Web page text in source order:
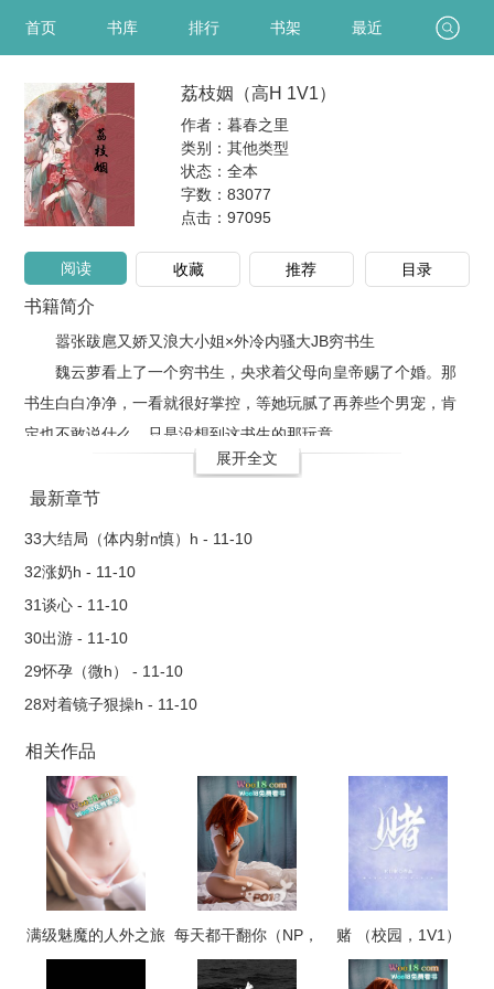
首页 书库 排行 书架 最近
荔枝姻（高H 1V1）
作者：暮春之里
类别：其他类型
状态：全本
字数：83077
点击： 97095
阅读 收藏 推荐 目录
书籍简介
嚣张跋扈又娇又浪大小姐×外冷内骚大JB穷书生
魏云萝看上了一个穷书生，央求着父母向皇帝赐了个婚。那
书生白白净净，一看就很好掌控，等她玩腻了再养些个男宠，肯
定也不敢说什么。只是没想到这书生的那玩意..
展开全文
最新章节
33大结局（体内射n慎）h - 11-10
32涨奶h - 11-10
31谈心 - 11-10
30出游 - 11-10
29怀孕（微h） - 11-10
28对着镜子狠操h - 11-10
相关作品
满级魅魔的人外之旅 每天都干翻你（NP，
高H）
赌 （校园，1V1）